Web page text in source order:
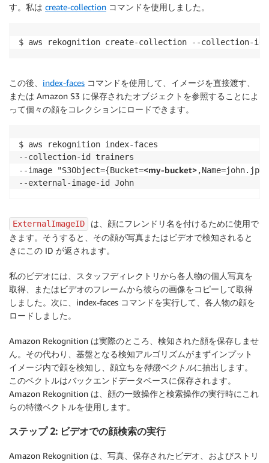
す。私は create-collection コマンドを使用しました。
$ aws rekognition create-collection --collection-id
この後、 index-faces コマンドを使用して、イメージを直接渡す、
または Amazon S3 に保存されたオブジェクトを参照することによ
って個々の顔をコレクションにロードできます。
$ aws rekognition index-faces
--collection-id trainers
--image "S3Object={Bucket=<my-bucket>
--external-image-id John
ExternalImageID
は、顔にフレンドリ名を付けるために使用で
きます。そうすると、その顔が写真またはビデオで検知されると
きにこの ID が返されます。
私のビデオには、スタッフディレクトリから各人物の個人写真を
取得、またはビデオのフレームから彼らの画像をコピーして取得
しました。次に、index-faces コマンドを実行して、各人物の顔を
ロードしました。
Amazon Rekognition は実際のところ、検知された顔を保存しませ
ん。その代わり、基盤となる検知アルゴリズムがまずインプット
イメージ内で顔を検知し、顔立ちを特徴ベクトルに抽出します。
このベクトルはバックエンドデータベースに保存されます。
Amazon Rekognition は、顔の一致操作と検索操作の実行時にこれ
らの特徴ベクトルを使用します。
ステップ 2: ビデオでの顔検索の実行
Amazon Rekognition は、写真、保存されたビデオ、およびストリ